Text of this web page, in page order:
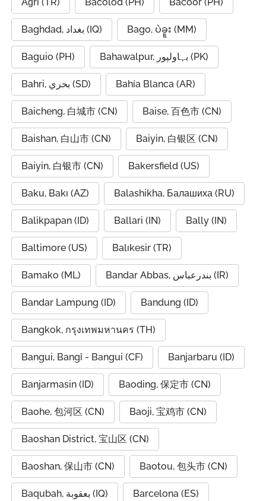
Baghdad, بغداد (IQ) Bago, ပဲခူး (MM)
Baguio (PH) Bahawalpur, بہاولپور (PK)
Bahri, بحري (SD) Bahía Blanca (AR)
Baicheng, 白城市 (CN) Baise, 百色市 (CN)
Baishan, 白山市 (CN) Baiyin, 白银区 (CN)
Baiyin, 白银市 (CN) Bakersfield (US)
Baku, Bakı (AZ) Balashikha, Балашиха (RU)
Balikpapan (ID) Ballari (IN) Bally (IN)
Baltimore (US) Balıkesir (TR)
Bamako (ML) Bandar Abbas, بندرعباس (IR)
Bandar Lampung (ID) Bandung (ID)
Bangkok, กรุงเทพมหานคร (TH)
Bangui, Bangî - Bangui (CF) Banjarbaru (ID)
Banjarmasin (ID) Baoding, 保定市 (CN)
Baohe, 包河区 (CN) Baoji, 宝鸡市 (CN)
Baoshan District, 宝山区 (CN)
Baoshan, 保山市 (CN) Baotou, 包头市 (CN)
Baqubah, بعقوبة (IQ) Barcelona (ES)